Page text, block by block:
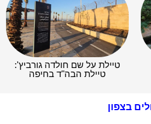
טיילת על שם חולדה גורביץ':
טיילת הבה"ד בחיפה
בצפון